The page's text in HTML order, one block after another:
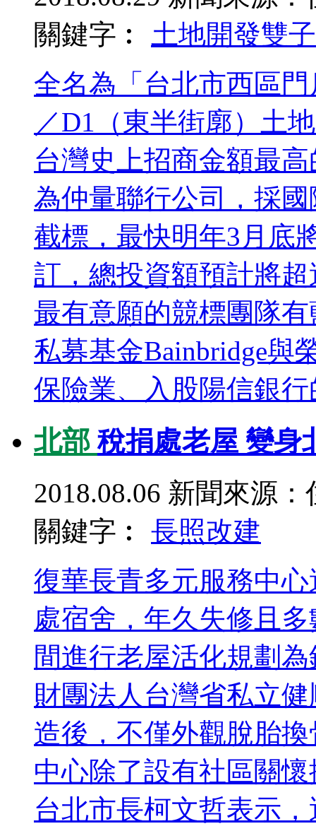
關鍵字︰ 土地開發雙
全名為「台北市西區
／D1（東半街廓）土
台灣史上招商金額最
為仲量聯行公司，採
截標，最快明年3月底
訂，總投資額預計將
最有意願的競標團隊
私募基金Bainbridge與
保險業、入股陽信銀行
北部 稅捐處老屋 變身
2018.08.06 新聞來源：
關鍵字︰ 長照改建
復華長青多元服務中
處宿舍，年久失修且
間進行老屋活化規劃
財團法人台灣省私立
造後，不僅外觀脫胎
中心除了設有社區關
台北市長柯文哲表示